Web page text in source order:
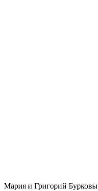
Мария и Григорий Бурковы